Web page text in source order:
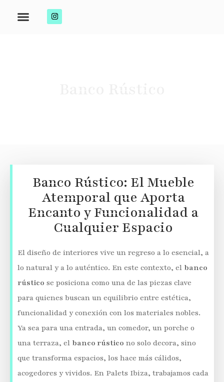
Banco Rústico: El Mueble
Atemporal que Aporta
Encanto y Funcionalidad a
Cualquier Espacio
El diseño de interiores vive un regreso a lo esencial, a
lo natural y a lo auténtico. En este contexto, el banco
rústico se posiciona como una de las piezas clave
para quienes buscan un equilibrio entre estética,
funcionalidad y conexión con los materiales nobles.
Ya sea para una entrada, un comedor, un porche o
una terraza, el banco rústico no solo decora, sino
que transforma espacios, los hace más cálidos,
acogedores y vividos. En Palets Ibiza, trabajamos cada